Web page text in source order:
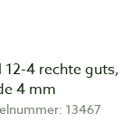
12-4 rechte
4 mm
13467